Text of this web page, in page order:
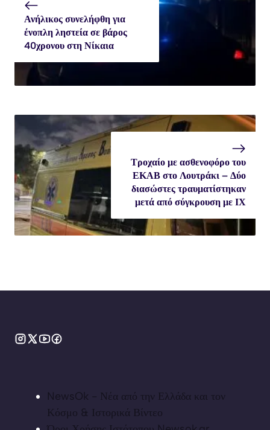
Ανήλικος συνελήφθη για
ένοπλη ληστεία σε βάρος
40χρονου στη Νίκαια
Τροχαίο με ασθενοφόρο του
ΕΚΑΒ στο Λουτράκι – Δύο
διασώστες τραυματίστηκαν
μετά από σύγκρουση με ΙΧ
NewsOk - Νέα από την Ελλάδα και τον
Κόσμο & Ιστορικά Βίντεο